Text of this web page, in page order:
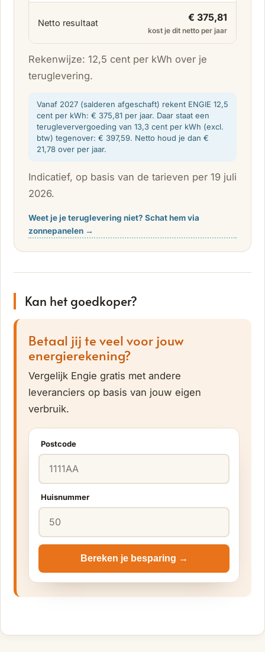
Netto resultaat € 375,81
kost je dit netto per jaar
Rekenwijze: 12,5 cent per kWh over je
teruglevering.
Vanaf 2027 (salderen afgeschaft) rekent ENGIE 12,5
cent per kWh: € 375,81 per jaar. Daar staat een
terugleververgoeding van 13,3 cent per kWh (excl.
btw) tegenover: € 397,59. Netto houd je dan €
21,78 over per jaar.
Indicatief, op basis van de tarieven per 19 juli
2026.
Weet je je teruglevering niet? Schat hem via
zonnepanelen →
Kan het goedkoper?
Betaal jij te veel voor jouw
energierekening?
Vergelijk Engie gratis met andere
leveranciers op basis van jouw eigen
verbruik.
Postcode
Huisnummer
Bereken je besparing →